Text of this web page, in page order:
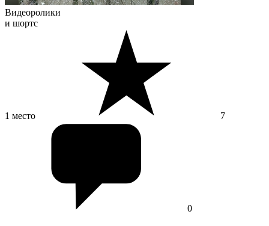
Видеоролики
и шортс
1 место 7
0